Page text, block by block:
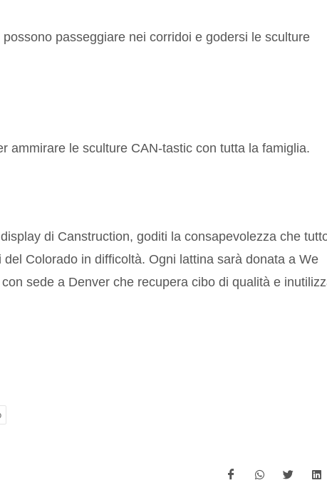
passeggiare nei corridoi e godersi le sculture
ammirare le sculture CAN-tastic con tutta la famiglia.
di Canstruction, goditi la consapevolezza che
Colorado in difficoltà. Ogni lattina sarà donata a We
sede a Denver che recupera cibo di qualità e